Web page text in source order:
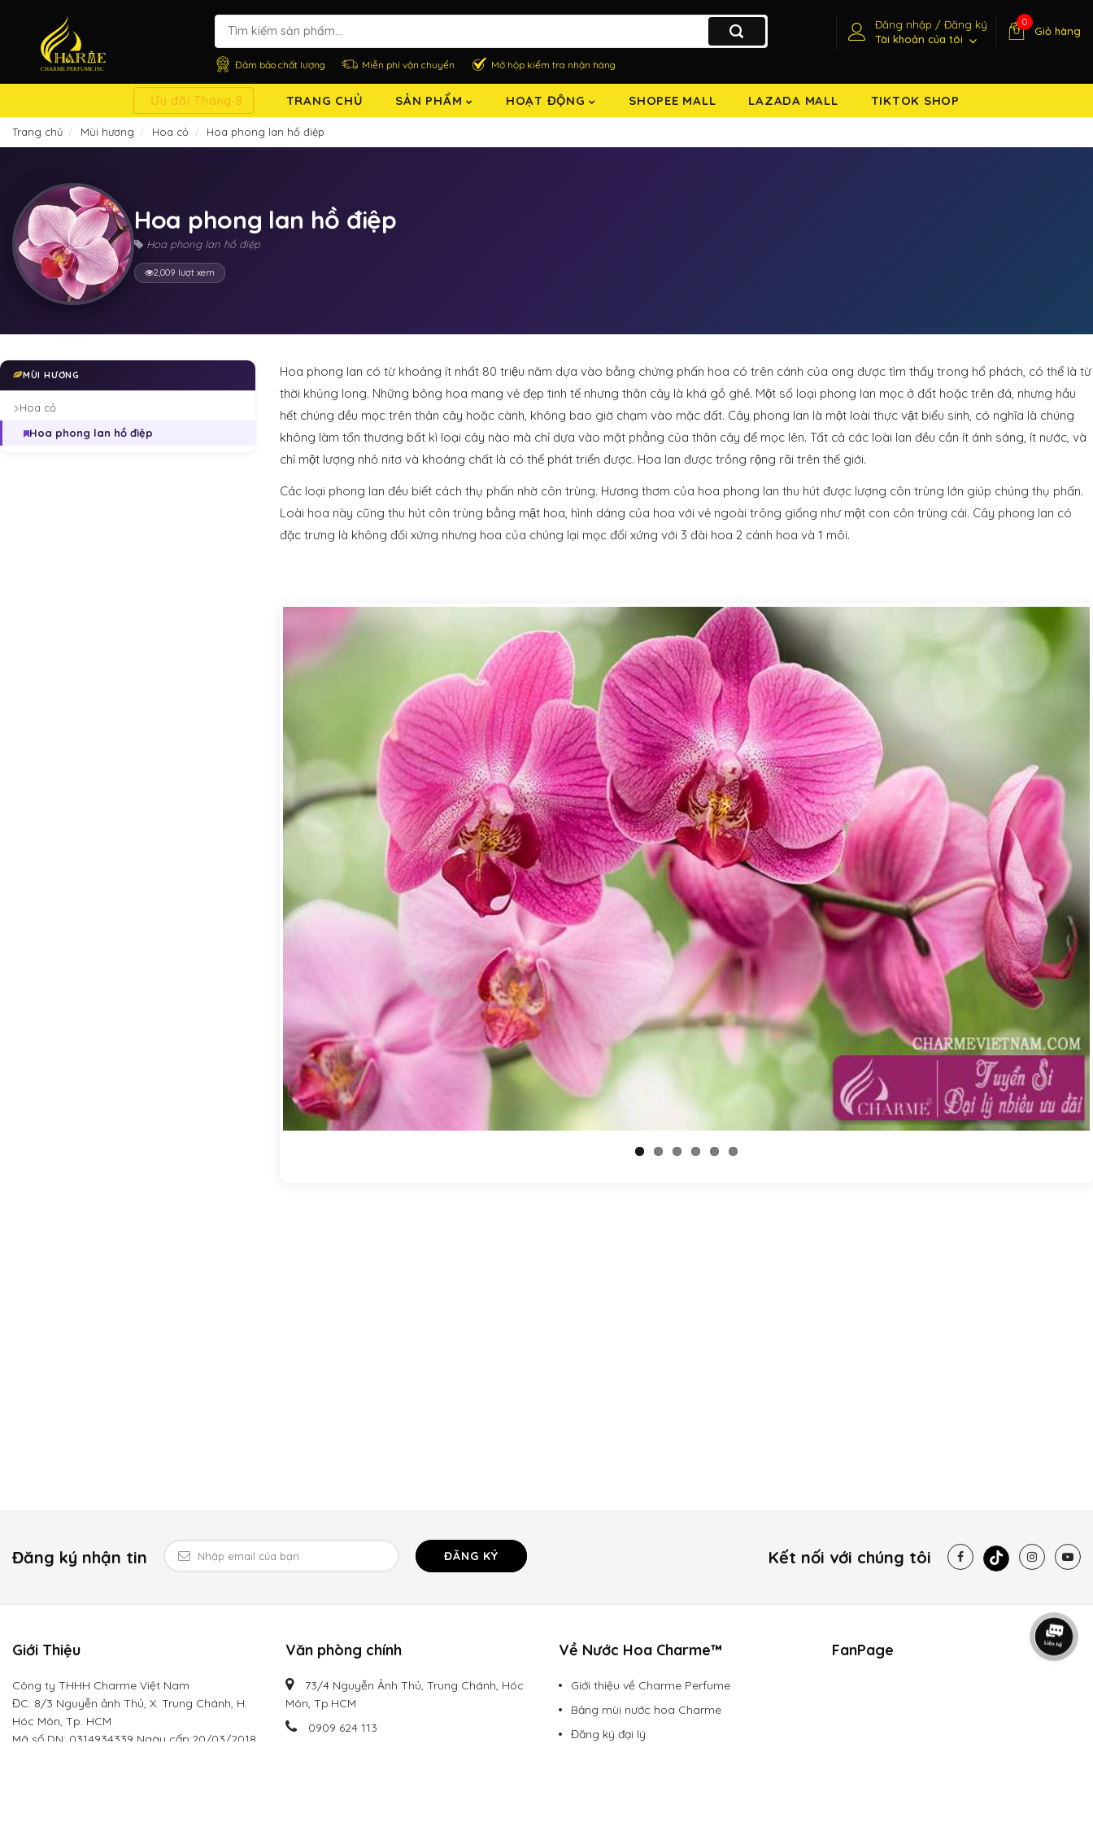
Đảm bảo chất lượng Miễn phí vận chuyển Mở hộp kiểm tra nhận hàng
Đăng nhập / Đăng ký
Tài khoản của tôi
0
Giỏ hàng
Ưu đãi Tháng 8 TRANG CHỦ SẢN PHẨM HOẠT ĐỘNG SHOPEE MALL LAZADA MALL TIKTOK SHOP
Trang chủ Mùi hương Hoa cỏ Hoa phong lan hồ điệp
Hoa phong lan hồ điệp
Hoa phong lan hồ điệp
2,009 lượt xem
MÙI HƯƠNG
Hoa cỏ
Hoa phong lan hồ điệp
Hoa phong lan có từ khoảng ít nhất 80 triệu năm dựa vào bằng chứng phấn hoa có trên cánh của ong được tìm thấy trong hổ phách, có thể là từ
thời khủng long. Những bông hoa mang vẻ đẹp tinh tế nhưng thân cây là khá gồ ghề. Một số loại phong lan mọc ở đất hoặc trên đá, nhưng hầu
hết chúng đều mọc trên thân cây hoặc cành, không bao giờ chạm vào mặc đất. Cây phong lan là một loài thực vật biểu sinh, có nghĩa là chúng
không làm tổn thương bất kì loại cây nào mà chỉ dựa vào mặt phẳng của thân cây để mọc lên. Tất cả các loài lan đều cần ít ánh sáng, ít nước, và
chỉ một lượng nhỏ nitơ và khoáng chất là có thể phát triển được. Hoa lan được trồng rộng rãi trên thế giới.
Các loại phong lan đều biết cách thụ phấn nhờ côn trùng. Hương thơm của hoa phong lan thu hút được lượng côn trùng lớn giúp chúng thụ phấn.
Loài hoa này cũng thu hút côn trùng bằng mật hoa, hình dáng của hoa với vẻ ngoài trông giống như một con côn trùng cái. Cây phong lan có
đặc trưng là không đối xứng nhưng hoa của chúng lại mọc đối xứng với 3 đài hoa 2 cánh hoa và 1 môi.
Đăng ký nhận tin ĐĂNG KÝ Kết nối với chúng tôi
Giới Thiệu
Công ty THHH Charme Việt Nam
ĐC: 8/3 Nguyễn ảnh Thủ, X. Trung Chánh, H.
Hóc Môn, Tp. HCM
Mã số DN: 0314934339 Ngày cấp:20/03/2018
Văn phòng chính
73/4 Nguyễn Ảnh Thủ, Trung Chánh, Hóc
Môn, Tp.HCM
0909 624 113
Về Nước Hoa Charme™
Giới thiệu về Charme Perfume
Bảng mùi nước hoa Charme
Đăng ký đại lý
FanPage